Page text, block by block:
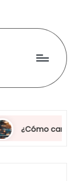
divisas sin